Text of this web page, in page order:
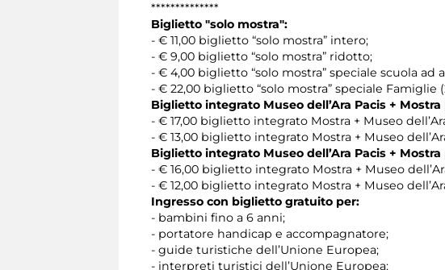
**************
Biglietto "solo mostra":
- € 11,00 biglietto “solo mostra” intero;
- € 9,00 biglietto “solo mostra” ridotto;
- € 4,00 biglietto “solo mostra” speciale scuola
- € 22,00 biglietto “solo mostra” speciale
Biglietto integrato Museo dell’Ara Pacis +
- € 17,00 biglietto integrato Mostra + Museo
- € 13,00 biglietto integrato Mostra + Museo
Biglietto integrato Museo dell’Ara Pacis +
- € 16,00 biglietto integrato Mostra + Museo
- € 12,00 biglietto integrato Mostra + Museo
Ingresso con biglietto gratuito per:
- bambini fino a 6 anni;
- portatore handicap e accompagnatore;
- guide turistiche dell’Unione Europea;
- interpreti turistici dell’Unione Europea;